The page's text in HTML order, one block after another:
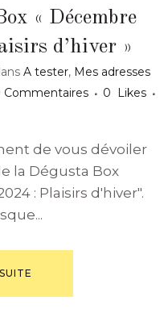
« Décembre
d’hiver »
A tester, Mes adresses
Commentaires 0
Likes
de vous dévoiler
la Dégusta Box
: Plaisirs d'hiver".